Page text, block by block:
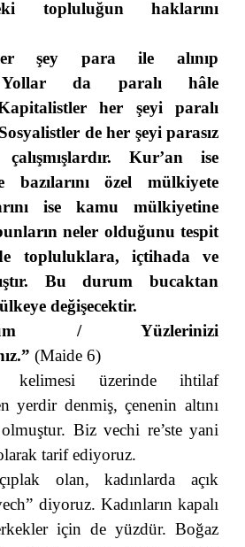
topluluğun haklarını
şey para ile alınıp
Yollar da paralı hâle
her şeyi paralı
de her şeyi parasız
Kur’an ise
bazılarını özel mülkiyete
ise kamu mülkiyetine
neler olduğunu tespit
topluluklara, içtihada ve
Bu durum bucaktan
değişecektir.
/ Yüzlerinizi
(Maide 6)
kelimesi üzerinde ihtilaf
yerdir denmiş, çenenin altını
Biz vechi re’ste yani
tarif ediyoruz.
çıplak olan, kadınlarda açık
diyoruz. Kadınların kapalı
için de yüzdür. Boğaz